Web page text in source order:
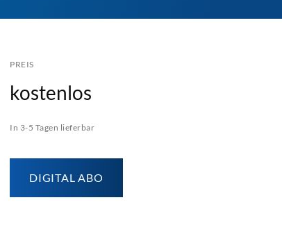
PREIS
kostenlos
In 3-5 Tagen lieferbar
DIGITAL ABO